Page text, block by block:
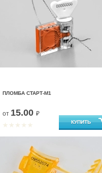
ПЛОМБА СТАРТ-М1
от 15.00 ₽